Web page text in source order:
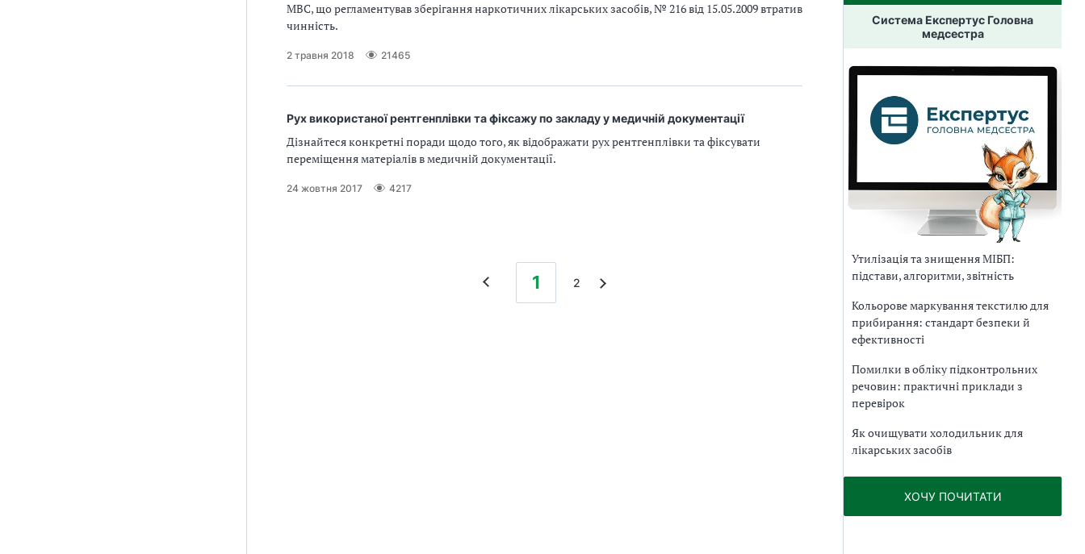
МВС, що регламентував зберігання наркотичних лікарських засобів, № 216 від 15.05.2009 втратив
чинність.
2 травня 2018 21465
Рух використаної рентгенплівки та фіксажу по закладу у медичній документації
Дізнайтеся конкретні поради щодо того, як відображати рух рентгенплівки та фіксувати
переміщення матеріалів в медичній документації.
24 жовтня 2017 4217
1 2
Система Експертус Головна
медсестра
Утилізація та знищення МІБП:
підстави, алгоритми, звітність
Кольорове маркування текстилю для
прибирання: стандарт безпеки й
ефективності
Помилки в обліку підконтрольних
речовин: практичні приклади з
перевірок
Як очищувати холодильник для
лікарських засобів
ХОЧУ ПОЧИТАТИ